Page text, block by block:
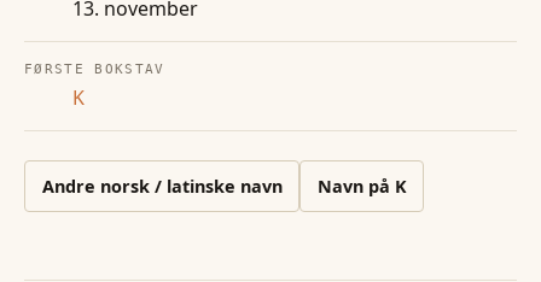
13. november
FØRSTE BOKSTAV
K
Andre norsk / latinske navn Navn på K